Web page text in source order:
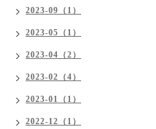
2023-09（1）
2023-05（1）
2023-04（2）
2023-02（4）
2023-01（1）
2022-12（1）